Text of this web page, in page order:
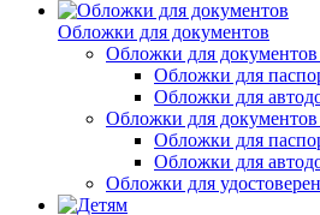
Обложки для документов
Обложки для
Обложки для
Обложки для
Обложки для
Обложки для
Обложки для
Обложки для